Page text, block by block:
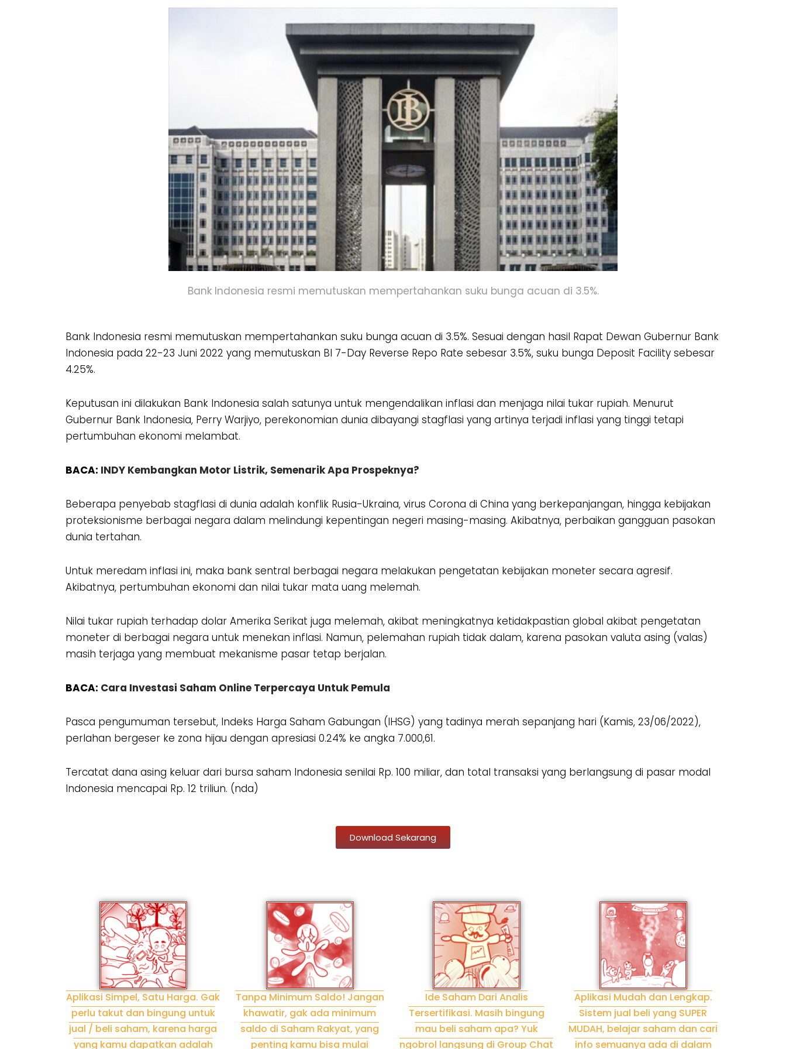
Bank Indonesia resmi memutuskan mempertahankan suku bunga acuan di 3.5%.
Bank Indonesia resmi memutuskan mempertahankan suku bunga acuan di 3.5%. Sesuai dengan hasil Rapat Dewan Gubernur Bank
Indonesia pada 22-23 Juni 2022 yang memutuskan BI 7-Day Reverse Repo Rate sebesar 3.5%, suku bunga Deposit Facility sebesar
4.25%.
Keputusan ini dilakukan Bank Indonesia salah satunya untuk mengendalikan inflasi dan menjaga nilai tukar rupiah. Menurut
Gubernur Bank Indonesia, Perry Warjiyo, perekonomian dunia dibayangi stagflasi yang artinya terjadi inflasi yang tinggi tetapi
pertumbuhan ekonomi melambat.
BACA: INDY Kembangkan Motor Listrik, Semenarik Apa Prospeknya?
Beberapa penyebab stagflasi di dunia adalah konflik Rusia-Ukraina, virus Corona di China yang berkepanjangan, hingga kebijakan
proteksionisme berbagai negara dalam melindungi kepentingan negeri masing-masing. Akibatnya, perbaikan gangguan pasokan
dunia tertahan.
Untuk meredam inflasi ini, maka bank sentral berbagai negara melakukan pengetatan kebijakan moneter secara agresif.
Akibatnya, pertumbuhan ekonomi dan nilai tukar mata uang melemah.
Nilai tukar rupiah terhadap dolar Amerika Serikat juga melemah, akibat meningkatnya ketidakpastian global akibat pengetatan
moneter di berbagai negara untuk menekan inflasi. Namun, pelemahan rupiah tidak dalam, karena pasokan valuta asing (valas)
masih terjaga yang membuat mekanisme pasar tetap berjalan.
BACA: Cara Investasi Saham Online Terpercaya Untuk Pemula
Pasca pengumuman tersebut, Indeks Harga Saham Gabungan (IHSG) yang tadinya merah sepanjang hari (Kamis, 23/06/2022),
perlahan bergeser ke zona hijau dengan apresiasi 0.24% ke angka 7.000,61.
Tercatat dana asing keluar dari bursa saham Indonesia senilai Rp. 100 miliar, dan total transaksi yang berlangsung di pasar modal
Indonesia mencapai Rp. 12 triliun. (nda)
Download Sekarang
Aplikasi Simpel, Satu Harga. Gak
perlu takut dan bingung untuk
jual / beli saham, karena harga
yang kamu dapatkan adalah
Tanpa Minimum Saldo! Jangan
khawatir, gak ada minimum
saldo di Saham Rakyat, yang
penting kamu bisa mulai
Ide Saham Dari Analis
Tersertifikasi. Masih bingung
mau beli saham apa? Yuk
ngobrol langsung di Group Chat
Aplikasi Mudah dan Lengkap.
Sistem jual beli yang SUPER
MUDAH, belajar saham dan cari
info semuanya ada di dalam